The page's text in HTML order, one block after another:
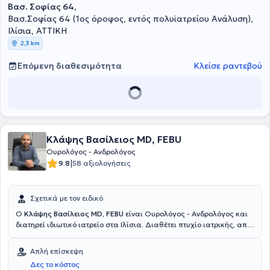
συμμετάσχει σε πληθώρα ελληνικών και διεθνών συνεδρίων και
προγραμμάτων εξειδίκευσης στην Ουρολογία – Ανδρολογία,
διαθέτει σημαντικό συγγραφικό έργο σε επιστημονικά περιοδικά
και έχει βραβευθεί σε πανελλήνιο επίπεδο για το επιστημονικό του
έργο.
Βασ. Σοφίας 64,
Βασ.Σοφίας 64 (1ος όροφος, εντός πολυϊατρείου Ανάλυση),
Ιλίσια, ΑΤΤΙΚΗ
2,3 km
Επόμενη διαθεσιμότητα Κλείσε ραντεβού
Κλάψης Βασίλειος MD, FEBU
Ουρολόγος - Ανδρολόγος
9.8|58 αξιολογήσεις
Σχετικά με τον ειδικό
Ο Κλάψης Βασίλειος MD, FEBU είναι Ουρολόγος - Ανδρολόγος και
διατηρεί ιδιωτικό ιατρείο στα Ιλίσια. Διαθέτει πτυχίο ιατρικής, από
Γενική Χειρουργική, στο Γενικό Νοσοκομείο Πατρών “Άγιος Ανδρέας”
και στην Κλινική Γενικής Χειρουργικής, Αγγειοχειρουργικής και
Τραυματολογίας, στο Νοσοκομείο St. Elisabeth Grevenbroich, στη
Απλή επίσκεψη
Δες το κόστος